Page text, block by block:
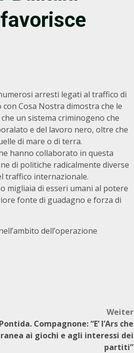
arresti legati al traffico di
Cosa Nostra dimostra che le
un sistema criminogeno che
e del lavoro nero, oltre che
di mare o di terra.
hanno collaborato in questa
di politiche radicalmente diverse
traffico internazionale.
migliaia di esseri umani al potere
fonte di guadagno e forza di
dell’operazione
Weiter
Compagnone: “E’ l’Ars che
ai giochi e agli interessi dei
partiti”